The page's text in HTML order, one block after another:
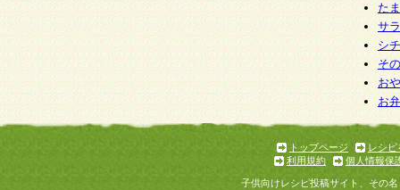
た
サ
シ
そ
お
お
トップページ
レシピ
利用規約
個人情報保
子供向けレシピ投稿サイト、その